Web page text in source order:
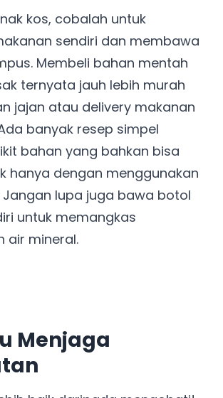
kos, cobalah untuk
sendiri dan membawa
Membeli bahan mentah
ternyata jauh lebih murah
jajan atau delivery makanan
banyak resep simpel
bahan yang bahkan bisa
hanya dengan menggunakan
lupa juga bawa botol
untuk memangkas
air mineral.
Menjaga